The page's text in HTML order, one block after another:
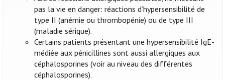
pas la vie en danger: réactions d’hypersensibilité de
type II (anémie ou thrombopénie) ou de type III
(maladie sérique).
Certains patients présentant une hypersensibilité IgE-
médiée aux pénicillines sont aussi allergiques aux
céphalosporines (voir au niveau des différentes
céphalosporines).